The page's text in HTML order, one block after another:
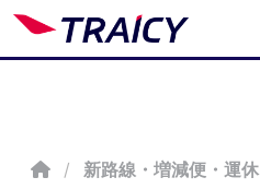
/ 新路線・増減便・運休